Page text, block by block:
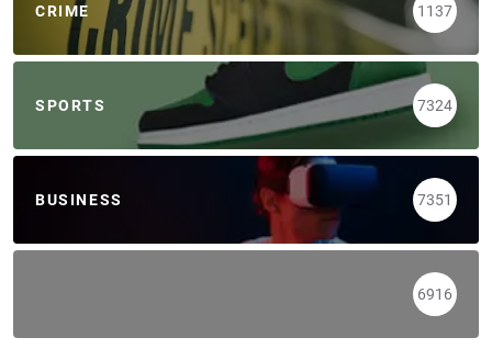
CRIME 1137
SPORTS 7324
BUSINESS 7351
6916